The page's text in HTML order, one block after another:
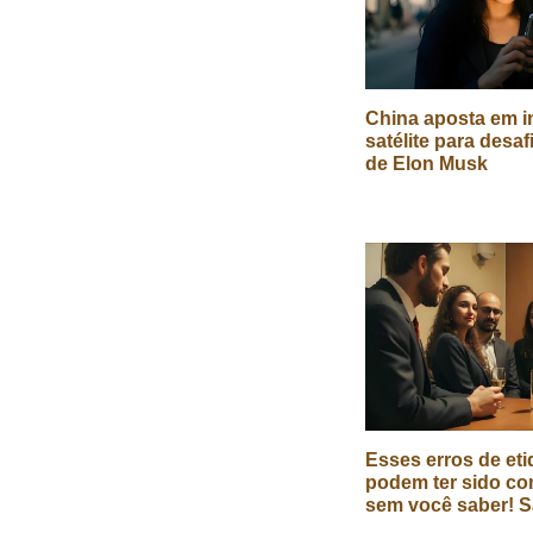
China aposta em
satélite para
de Elon Musk
Esses erros de
podem ter sido
sem você saber!